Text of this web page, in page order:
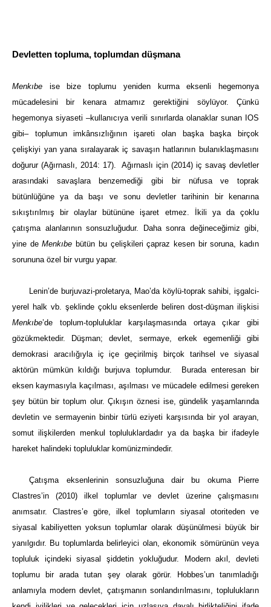
Devletten topluma, toplumdan düşmana
Menkıbe ise bize toplumu yeniden kurma eksenli hegemonya
mücadelesini bir kenara atmamız gerektiğini söylüyor. Çünkü
hegemonya siyaseti –kullanıcıya verili sınırlarda olanaklar sunan IOS
gibi– toplumun imkânsızlığının işareti olan başka başka birçok
çelişkiyi yan yana sıralayarak iç savaşın hatlarının bulanıklaşmasını
doğurur (Ağırnaslı, 2014: 17). Ağırnaslı için (2014) iç savaş devletler
arasındaki savaşlara benzemediği gibi bir nüfusa ve toprak
bütünlüğüne ya da başı ve sonu devletler tarihinin bir kenarına
sıkıştırılmış bir olaylar bütününe işaret etmez. İkili ya da çoklu
çatışma alanlarının sonsuzluğudur. Daha sonra değineceğimiz gibi,
yine deMenkıbe bütün bu çelişkileri çapraz kesen bir soruna, kadın
sorununa özel bir vurgu yapar.
Lenin’de burjuvazi-proletarya, Mao’da köylü-toprak sahibi, işgalci-
yerel halk vb. şeklinde çoklu eksenlerde beliren dost-düşman ilişkisi
Menkıbe’de toplum-topluluklar karşılaşmasında ortaya çıkar gibi
gözükmektedir. Düşman; devlet, sermaye, erkek egemenliği gibi
demokrasi aracılığıyla iç içe geçirilmiş birçok tarihsel ve siyasal
aktörün mümkün kıldığı burjuva toplumdur. Burada enteresan bir
eksen kaymasıyla kaçılması, aşılması ve mücadele edilmesi gereken
şey bütün bir toplum olur. Çıkışın öznesi ise, gündelik yaşamlarında
devletin ve sermayenin binbir türlü eziyeti karşısında bir yol arayan,
somut ilişkilerden menkul topluluklardadır ya da başka bir ifadeyle
hareket halindeki topluluklar komünizmindedir.
Çatışma eksenlerinin sonsuzluğuna dair bu okuma Pierre
Clastres’in (2010) ilkel toplumlar ve devlet üzerine çalışmasını
anımsatır. Clastres’e göre, ilkel toplumların siyasal otoriteden ve
siyasal kabiliyetten yoksun toplumlar olarak düşünülmesi büyük bir
yanılgıdır. Bu toplumlarda belirleyici olan, ekonomik sömürünün veya
topluluk içindeki siyasal şiddetin yokluğudur. Modern akıl, devleti
toplumu bir arada tutan şey olarak görür. Hobbes’un tanımladığı
anlamıyla modern devlet, çatışmanın sonlandırılmasını, toplulukların